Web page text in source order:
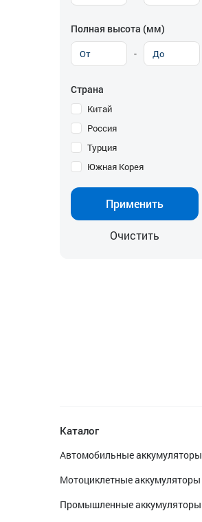
Полная высота (мм)
-
Страна
Китай
Россия
Турция
Южная Корея
Применить
Очистить
Каталог
Автомобильные аккумуляторы
Мотоциклетные аккумуляторы
Промышленные аккумуляторы